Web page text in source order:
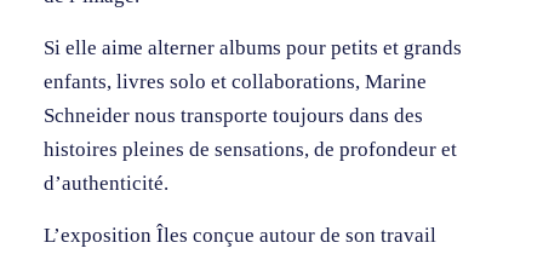
Si elle aime alterner albums pour petits et grands
enfants, livres solo et collaborations, Marine
Schneider nous transporte toujours dans des
histoires pleines de sensations, de profondeur et
d’authenticité.
L’exposition Îles conçue autour de son travail